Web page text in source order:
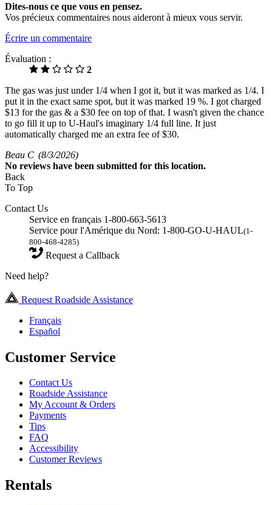
Dites-nous ce que vous en pensez.
Vos précieux commentaires nous aideront à mieux vous servir.
Écrire un commentaire
Évaluation :
2
The gas was just under 1/4 when I got it, but it was marked as 1/4. I
put it in the exact same spot, but it was marked 19 %. I got charged
$13 for the gas & a $30 fee on top of that. I wasn't given the chance
to go fill it up to U-Haul's imaginary 1/4 full line. It just
automatically charged me an extra fee of $30.
Beau C (8/3/2026)
No reviews have been submitted for this location.
Back
To Top
Contact Us
Service en français 1-800-663-5613
Service pour l'Amérique du Nord: 1-800-GO-U-HAUL(1-
800-468-4285)
Request a Callback
Need help?
Request Roadside Assistance
Français
Español
Customer Service
Contact Us
Roadside Assistance
My Account & Orders
Payments
Tips
FAQ
Accessibility
Customer Reviews
Rentals